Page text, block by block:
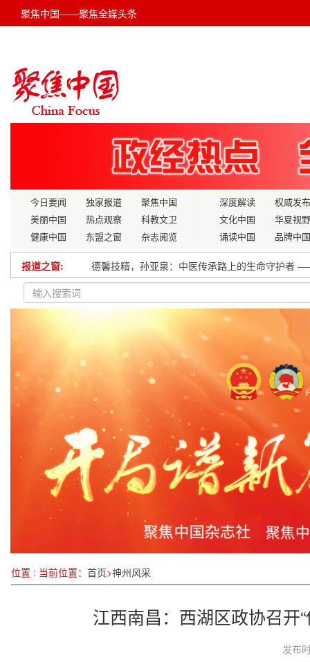
聚焦中国——聚焦全媒头条
今日要闻 独家报道
聚焦中国
美丽中国
热点观察
科教文卫
健康中国
东盟之窗 杂志阅览
深度解读
权威发布
文化中国
华夏视野
诵读中国
品牌中国
报道之窗:
德馨技精，孙亚泉：中医传承路上的生命守护者
姚高员专题调研人工智能产业发展工作
中国考古博物馆“妙手活千秋——科技考古与遗产保
快讯丨潮州市政协十三届四次会议开幕
检察机关依法对曹兴信决定逮捕
王浩与11位市委书记座谈，交流了什么？
不拘一格选人才 浙江省春季人才交流会在杭举行
缺口400万！人工智能领域急需哪些人才？
前10个月全国新设立外商投资企业同比增长32.1%
位置 : 当前位置： 首页>神州风采
江西南昌：西湖区政协召开
发布